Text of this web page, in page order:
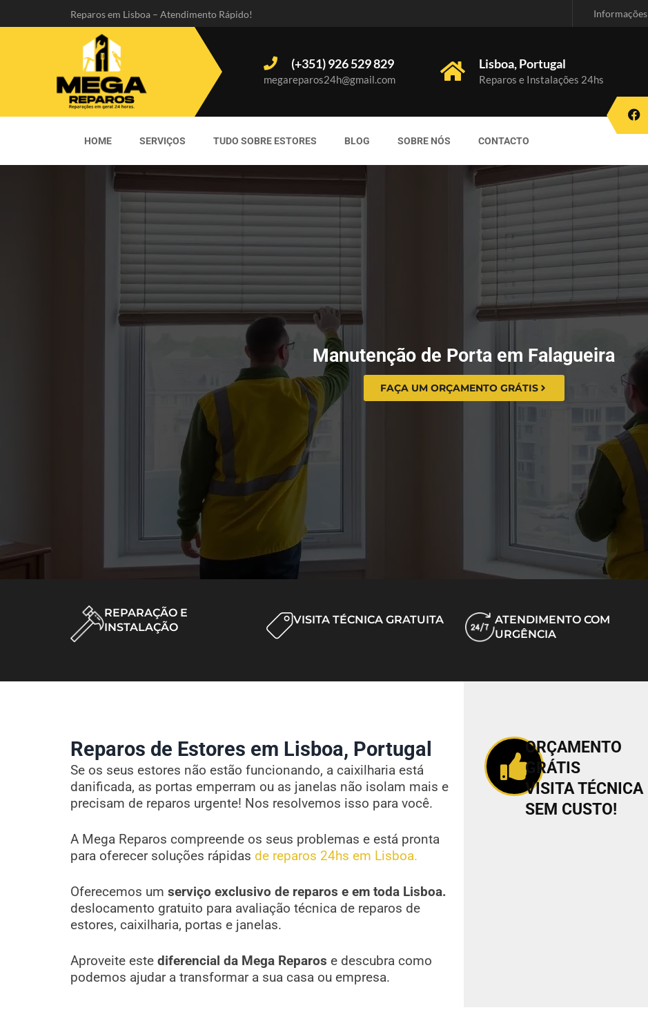
Reparos em Lisboa – Atendimento Rápido! Informações
(+351) 926 529 829
megareparos24h@gmail.com
Lisboa, Portugal
Reparos e Instalações 24hs
HOME SERVIÇOS TUDO SOBRE ESTORES BLOG SOBRE NÓS CONTACTO
Manutenção de Porta em Falagueira
FAÇA UM ORÇAMENTO GRÁTIS
REPARAÇÃO E
INSTALAÇÃO
VISITA TÉCNICA GRATUITA
ATENDIMENTO COM
URGÊNCIA
Reparos de Estores em Lisboa, Portugal
Se os seus estores não estão funcionando, a caixilharia está
danificada, as portas emperram ou as janelas não isolam mais e
precisam de reparos urgente! Nos resolvemos isso para você.
A Mega Reparos compreende os seus problemas e está pronta
para oferecer soluções rápidas de reparos 24hs em Lisboa.
Oferecemos um serviço exclusivo de reparos e em toda Lisboa.
deslocamento gratuito para avaliação técnica de reparos de
estores, caixilharia, portas e janelas.
Aproveite este diferencial da Mega Reparos e descubra como
podemos ajudar a transformar a sua casa ou empresa.
ORÇAMENTO
GRÁTIS
VISITA TÉCNICA
SEM CUSTO!